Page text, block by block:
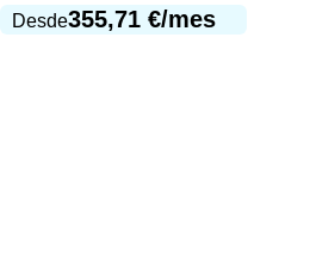
Desde355,71 €/mes